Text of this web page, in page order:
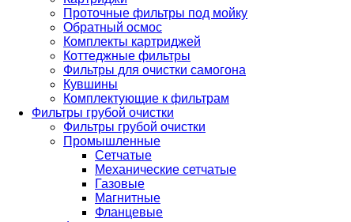
Проточные фильтры под мойку
Обратный осмос
Комплекты картриджей
Коттеджные фильтры
Фильтры для очистки самогона
Кувшины
Комплектующие к фильтрам
Фильтры грубой очистки
Фильтры грубой очистки
Промышленные
Сетчатые
Механические сетчатые
Газовые
Магнитные
Фланцевые